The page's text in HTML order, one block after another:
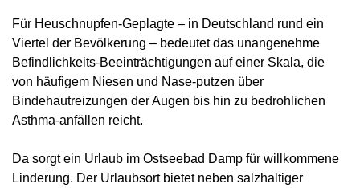
Für Heuschnupfen-Geplagte – in Deutschland rund ein
Viertel der Bevölkerung – bedeutet das unangenehme
Befindlichkeits-Beeinträchtigungen auf einer Skala, die
von häufigem Niesen und Nase-putzen über
Bindehautreizungen der Augen bis hin zu bedrohlichen
Asthma-anfällen reicht.
Da sorgt ein Urlaub im Ostseebad Damp für willkommene
Linderung. Der Urlaubsort bietet neben salzhaltiger